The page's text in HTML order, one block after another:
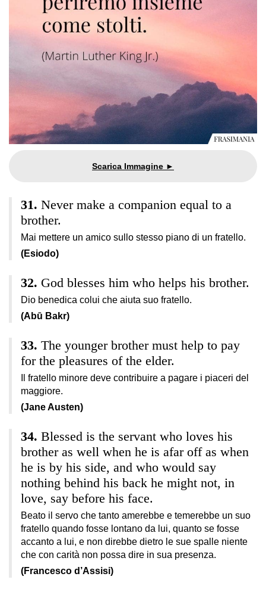
Never make a companion equal to a
brother.
Mai mettere un amico sullo stesso piano di un fratello.
(Esiodo)
God blesses him who helps his brother.
Dio benedica colui che aiuta suo fratello.
(Abū Bakr)
The younger brother must help to pay
for the pleasures of the elder.
Il fratello minore deve contribuire a pagare i piaceri del
maggiore.
(Jane Austen)
Blessed is the servant who loves his
brother as well when he is afar off as when
he is by his side, and who would say
nothing behind his back he might not, in
love, say before his face.
Beato il servo che tanto amerebbe e temerebbe un suo
fratello quando fosse lontano da lui, quanto se fosse
accanto a lui, e non direbbe dietro le sue spalle niente
che con carità non possa dire in sua presenza.
(Francesco d’Assisi)